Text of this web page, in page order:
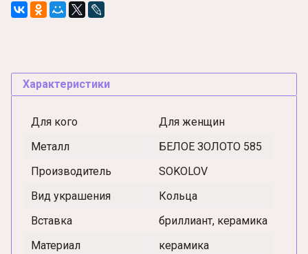
Характеристики
Для кого
Для женщин
Металл
БЕЛОЕ ЗОЛОТО 585
Производитель
SOKOLOV
Вид украшения
Кольца
Вставка
бриллиант, керамика
Материал
керамика